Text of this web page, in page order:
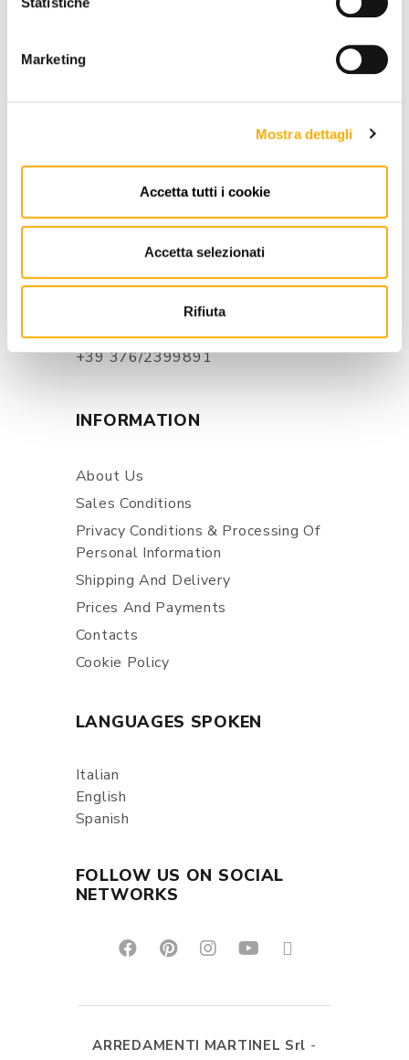
Marketing
Mostra dettagli
Accetta tutti i cookie
Accetta selezionati
Rifiuta
BRAND
BEST PRICE GUARANTEED
CONTACTS
Zoppola 33080 (PN) - Italia
+39 0434 623137
+39 376/2399891
INFORMATION
About Us
Sales Conditions
Privacy Conditions & Processing Of
Personal Information
Shipping And Delivery
Prices And Payments
Contacts
Cookie Policy
LANGUAGES SPOKEN
Italian
English
Spanish
FOLLOW US ON SOCIAL
NETWORKS
ARREDAMENTI MARTINEL Srl -